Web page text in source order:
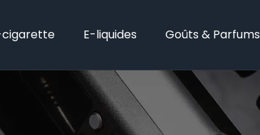
cigarette E-liquides Goûts & Parfums